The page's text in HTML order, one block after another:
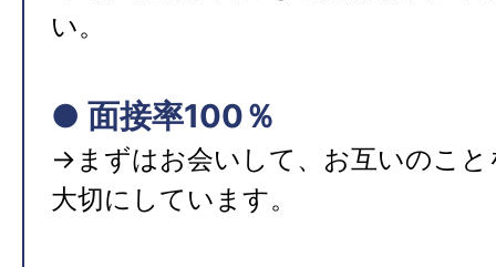
い。
● 面接率100％
→まずはお会いして、お互いのこと
大切にしています。